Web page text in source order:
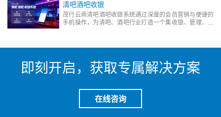
清吧酒吧收银
茂行云商清吧酒吧收银系统通过深度的会员营销与便捷的
手机操作，为清吧、酒吧行业打造一个集收银、管理、营
即刻开启，获取专属解决方案
在线咨询